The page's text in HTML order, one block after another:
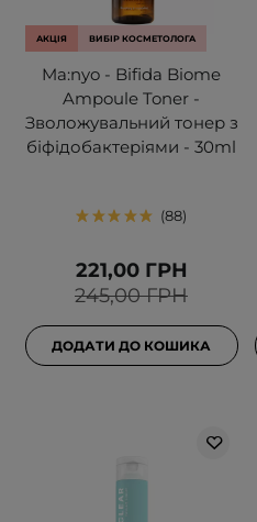
АКЦІЯ ВИБІР КОСМЕТОЛОГА
Ma:nyo - Bifida Biome
Ampoule Toner -
Зволожувальний тонер з
біфідобактеріями - 30ml
88
245,00 ГРН
221,00 ГРН
ДОДАТИ ДО КОШИКА